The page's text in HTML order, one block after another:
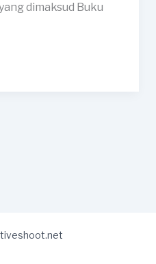
dimaksud Buku